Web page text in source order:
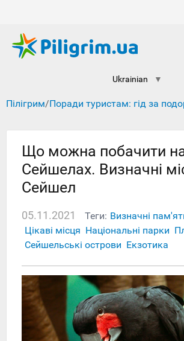
Ukrainian ▼
Пілігрим/Поради туристам: гід за
Що можна побачити
Сейшелах. Визначні
Сейшел
05.11.2021 Теги: Визначні
Цікаві місця Національні парки
Сейшельські острови Екзотика